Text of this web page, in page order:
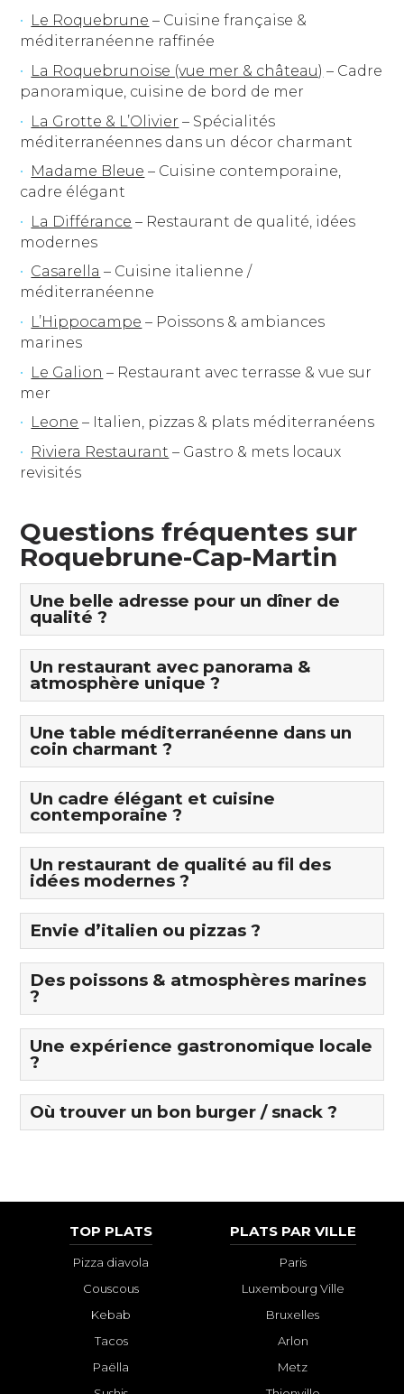
Le Roquebrune – Cuisine française &
méditerranéenne raffinée
La Roquebrunoise (vue mer & château) – Cadre
panoramique, cuisine de bord de mer
La Grotte & L’Olivier – Spécialités
méditerranéennes dans un décor charmant
Madame Bleue – Cuisine contemporaine,
cadre élégant
La Différance – Restaurant de qualité, idées
modernes
Casarella – Cuisine italienne /
méditerranéenne
L’Hippocampe – Poissons & ambiances
marines
Le Galion – Restaurant avec terrasse & vue sur
mer
Leone – Italien, pizzas & plats méditerranéens
Riviera Restaurant – Gastro & mets locaux
revisités
Questions fréquentes sur
Roquebrune-Cap-Martin
Une belle adresse pour un dîner de
qualité ?
Un restaurant avec panorama &
atmosphère unique ?
Une table méditerranéenne dans un
coin charmant ?
Un cadre élégant et cuisine
contemporaine ?
Un restaurant de qualité au fil des
idées modernes ?
Envie d’italien ou pizzas ?
Des poissons & atmosphères marines
?
Une expérience gastronomique locale
?
Où trouver un bon burger / snack ?
TOP PLATS
Pizza diavola
Couscous
Kebab
Tacos
Paëlla
PLATS PAR VILLE
Paris
Luxembourg Ville
Bruxelles
Arlon
Metz